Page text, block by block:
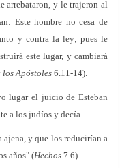
arrebataron, y le trajeron al
Este hombre no cesa de
y contra la ley; pues le
este lugar, y cambiará
los Apóstoles 6.11-14).
lugar el juicio de Esteban
a los judíos y decía
ajena, y que los reducirían a
años" (Hechos 7.6).